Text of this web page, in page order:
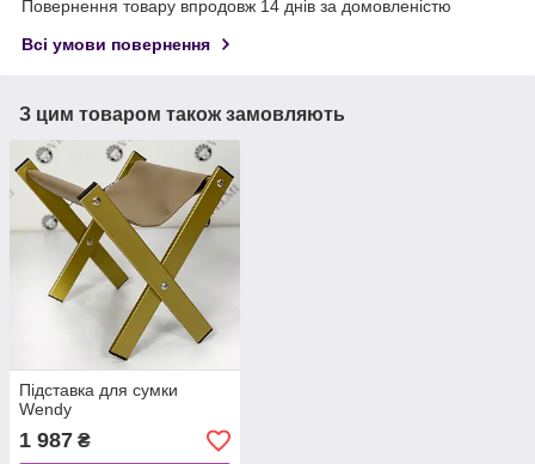
Повернення товару впродовж 14 днів за домовленістю
Всі умови повернення
З цим товаром також замовляють
Підставка для сумки
Wendy
1 987 ₴